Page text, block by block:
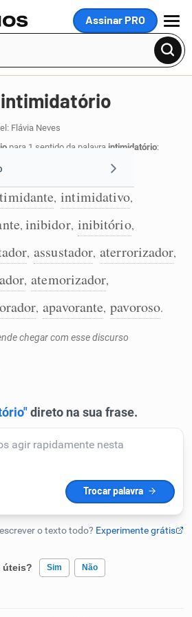
Assinar PRO
MENU
Flávia Neves
para 1 sentido da palavra intimidatório:
, intimidativo,
, inibidor, inibitório,
, assustador, aterrorizador,
, atemorizador,
, apavorante, pavoroso.
chegar com esse discurso
úteis? Sim Não